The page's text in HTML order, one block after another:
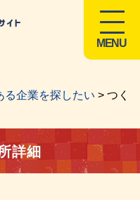
MENU
る企業を探したい > つく
詳細